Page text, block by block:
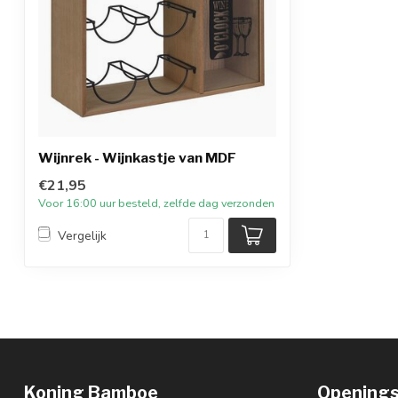
Wijnrek - Wijnkastje van MDF
€21,95
Voor 16:00 uur besteld, zelfde dag verzonden
Vergelijk
Koning Bamboe